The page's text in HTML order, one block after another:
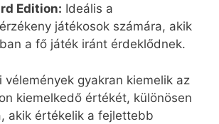
Edition: Ideális a
játékosok számára, akik
a fő játék iránt érdeklődnek.
vélemények gyakran kiemelik az
kiemelkedő értékét, különösen
akik értékelik a fejlettebb